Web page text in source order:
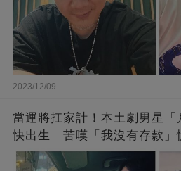
2023/12/09
當運將扛家計！本土劇男星「
快出生 苦嘆「我沒有存款」